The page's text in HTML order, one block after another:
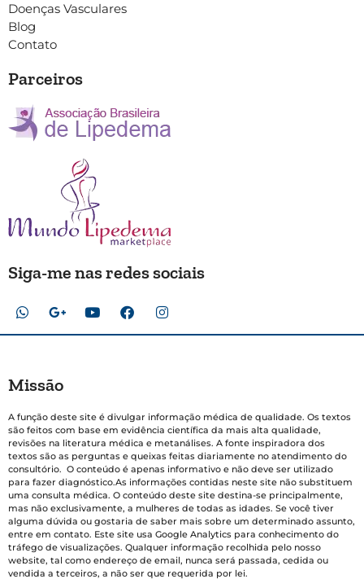
Doenças Vasculares
Blog
Contato
Parceiros
Siga-me nas redes sociais
Missão
A função deste site é divulgar informação médica de qualidade. Os textos
são feitos com base em evidência científica da mais alta qualidade,
revisões na literatura médica e metanálises. A fonte inspiradora dos
textos são as perguntas e queixas feitas diariamente no atendimento do
consultório. O conteúdo é apenas informativo e não deve ser utilizado
para fazer diagnóstico.As informações contidas neste site não substituem
uma consulta médica. O conteúdo deste site destina-se principalmente,
mas não exclusivamente, a mulheres de todas as idades. Se você tiver
alguma dúvida ou gostaria de saber mais sobre um determinado assunto,
entre em contato. Este site usa Google Analytics para conhecimento do
tráfego de visualizações. Qualquer informação recolhida pelo nosso
website, tal como endereço de email, nunca será passada, cedida ou
vendida a terceiros, a não ser que requerida por lei.